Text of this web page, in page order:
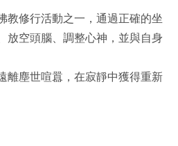
教修行活動之一，通過正確的坐
放空頭腦、調整心神，並與自身
離塵世喧囂，在寂靜中獲得重新